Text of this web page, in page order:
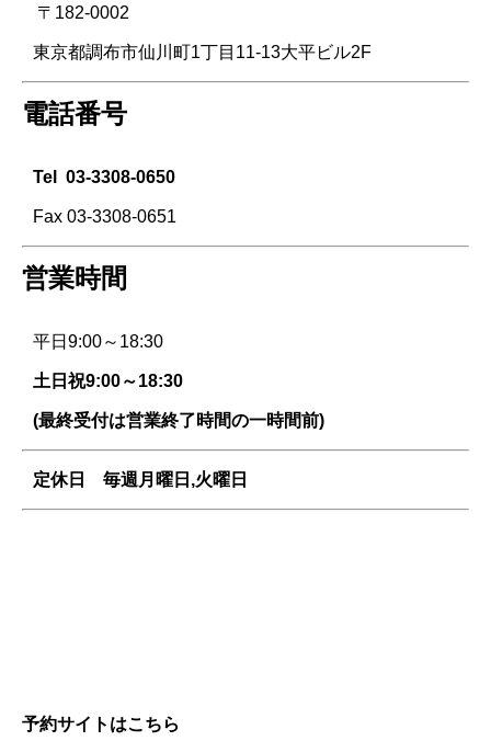
〒182-0002
東京都調布市仙川町1丁目11-13大平ビル2F
電話番号
Tel 03-3308-0650
Fax 03-3308-0651
営業時間
平日9:00～18:30
土日祝9:00～18:30
(最終受付は営業終了時間の一時間前)
定休日 毎週 月曜日,火曜日
予約サイトはこちら